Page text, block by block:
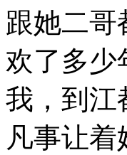
跟她二哥
欢了多少
我，到江
凡事让